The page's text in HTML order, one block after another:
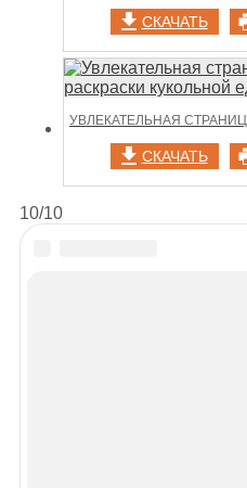
СКАЧАТЬ
СКАЧАТЬ
10/10